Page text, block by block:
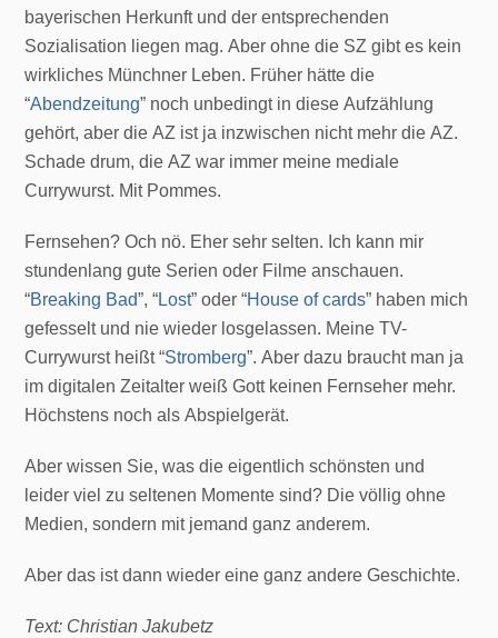
bayerischen Herkunft und der entsprechenden
Sozialisation liegen mag. Aber ohne die SZ gibt es kein
wirkliches Münchner Leben. Früher hätte die
“Abendzeitung” noch unbedingt in diese Aufzählung
gehört, aber die AZ ist ja inzwischen nicht mehr die AZ.
Schade drum, die AZ war immer meine mediale
Currywurst. Mit Pommes.
Fernsehen? Och nö. Eher sehr selten. Ich kann mir
stundenlang gute Serien oder Filme anschauen.
“Breaking Bad”, “Lost” oder “House of cards” haben mich
gefesselt und nie wieder losgelassen. Meine TV-
Currywurst heißt “Stromberg”. Aber dazu braucht man ja
im digitalen Zeitalter weiß Gott keinen Fernseher mehr.
Höchstens noch als Abspielgerät.
Aber wissen Sie, was die eigentlich schönsten und
leider viel zu seltenen Momente sind? Die völlig ohne
Medien, sondern mit jemand ganz anderem.
Aber das ist dann wieder eine ganz andere Geschichte.
Text: Christian Jakubetz